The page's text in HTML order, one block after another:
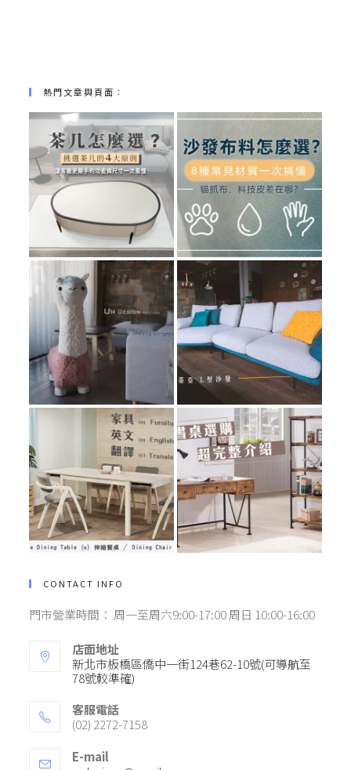
熱門文章與頁面︰
CONTACT INFO
門市營業時間： 周一至周六9:00-17:00 周日 10:00-16:00
店面地址
新北市板橋區僑中一街124巷62-10號(可導航至
78號較準確)
客服電話
(02) 2272-7158
E-mail